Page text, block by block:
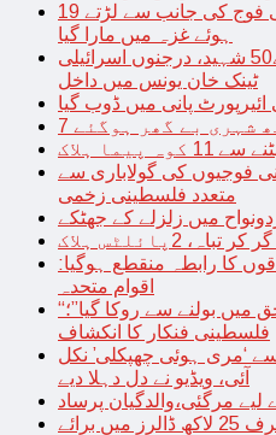
19 سالہ برطانوی شہری اسرائیلی فوج کی جانب سے لڑتے
ہوئے غزہ میں مارا گیا
غزہ؛ اسکولوں پربمباری سے50 شہید، درجنوں اسرائیلی
ٹینک خان یونس میں داخل
ائیرپورٹ پانی میں ڈوب گیا
پیما ہلاک
فوجیوں کی گولاباری سے
متعدد فلسطینی زخمی
میں زلزلے کے جھٹکے
2پائلٹس ہلاک
کا رابطہ منقطع ہوگیا:
اقوام متحدہ
“ایوارڈ شو میں غزہ کے حق میں بولنے سے روکا گیا”؛
فلسطینی فنکار کا انکشاف
سے ‘مری ہوئی چھپکلی’ نکل
آئی، ویڈیو نے دل دہلا دیے
مرگئی،والدگیان پرساد
امریکا میں خوبصورت جزیرہ صرف 25 لاکھ ڈالرز میں برائے